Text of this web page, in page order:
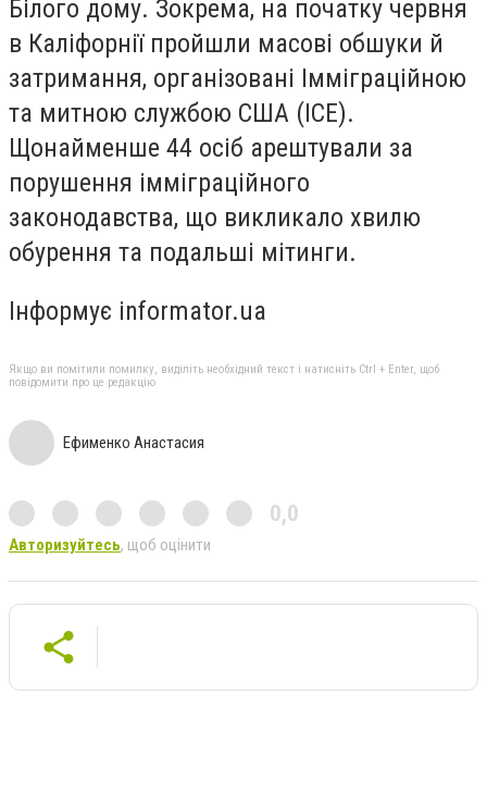
Білого дому. Зокрема, на початку червня
в Каліфорнії пройшли масові обшуки й
затримання, організовані Імміграційною
та митною службою США (ICE).
Щонайменше 44 осіб арештували за
порушення імміграційного
законодавства, що викликало хвилю
обурення та подальші мітинги.
Інформує informator.ua
Якщо ви помітили помилку, виділіть необхідний текст і натисніть Ctrl + Enter, щоб
повідомити про це редакцію
Ефименко Анастасия
0,0
Авторизуйтесь, щоб оцінити